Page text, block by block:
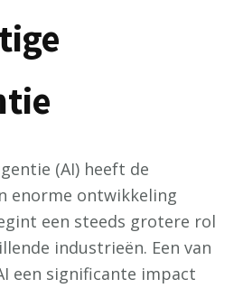
(AI) heeft de
enorme ontwikkeling
een steeds grotere rol
industrieën. Een van
een significante impact